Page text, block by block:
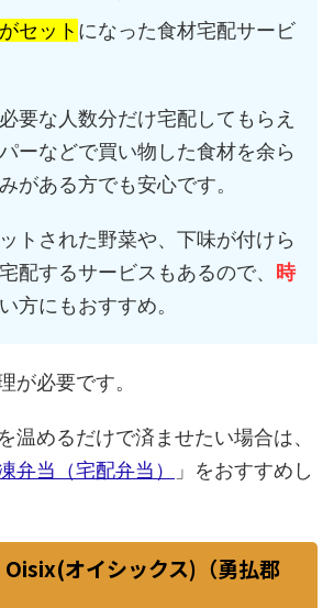
セット になった食材宅配サービ
要な人数分だけ宅配してもらえ
ーなどで買い物した食材を余ら
がある方でも安心です。
トされた野菜や、下味が付けら
配するサービスもあるので、
時
方にもおすすめ。
が必要です。
温めるだけで済ませたい場合は、
弁当（宅配弁当）
」をおすすめし
Oisix(オイシックス)（勇払郡